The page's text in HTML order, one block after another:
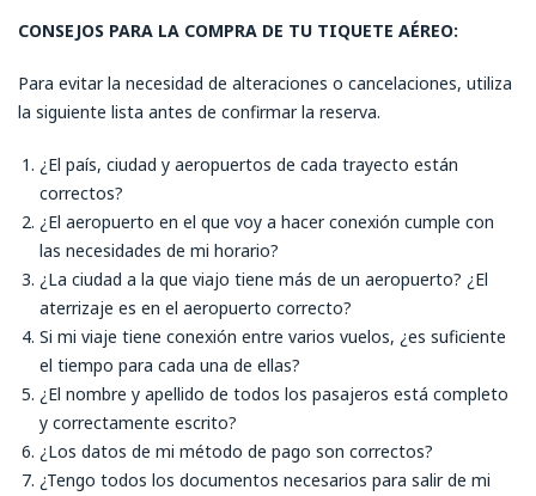
CONSEJOS PARA LA COMPRA DE TU TIQUETE AÉREO:
Para evitar la necesidad de alteraciones o cancelaciones, utiliza
la siguiente lista antes de confirmar la reserva.
¿El país, ciudad y aeropuertos de cada trayecto están
correctos?
¿El aeropuerto en el que voy a hacer conexión cumple con
las necesidades de mi horario?
¿La ciudad a la que viajo tiene más de un aeropuerto? ¿El
aterrizaje es en el aeropuerto correcto?
Si mi viaje tiene conexión entre varios vuelos, ¿es suficiente
el tiempo para cada una de ellas?
¿El nombre y apellido de todos los pasajeros está completo
y correctamente escrito?
¿Los datos de mi método de pago son correctos?
¿Tengo todos los documentos necesarios para salir de mi